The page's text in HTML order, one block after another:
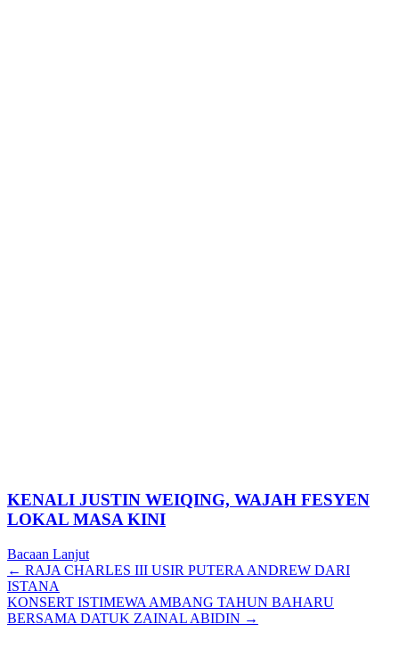
KENALI JUSTIN WEIQING, WAJAH FESYEN
LOKAL MASA KINI
Bacaan Lanjut
Posts
navigation
← RAJA CHARLES III USIR PUTERA ANDREW DARI
ISTANA
KONSERT ISTIMEWA AMBANG TAHUN BAHARU
BERSAMA DATUK ZAINAL ABIDIN →